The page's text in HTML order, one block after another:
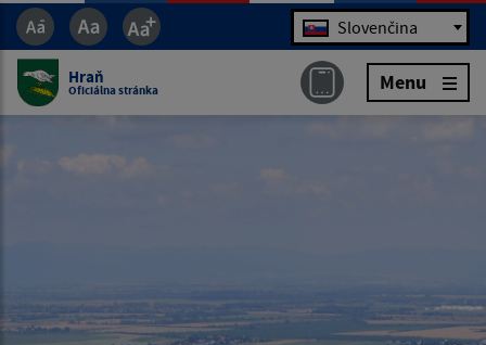
Jazyk Slovenčina
Hraň
Oficiálna stránka Menu